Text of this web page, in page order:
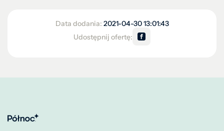
Data dodania: 2021-04-30 13:01:43
Udostępnij ofertę: